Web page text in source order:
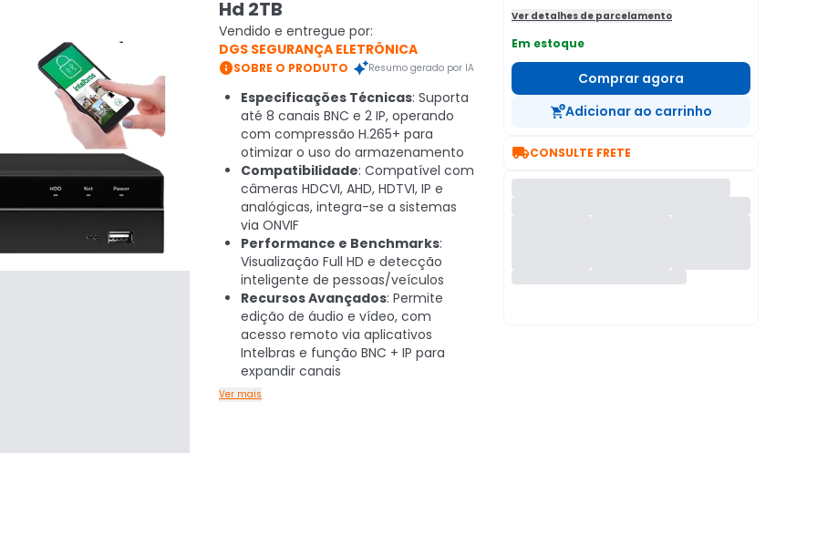
Hd 2TB
Vendido e entregue por:
DGS SEGURANÇA ELETRÔNICA
SOBRE O PRODUTO Resumo gerado por IA
Especificações Técnicas: Suporta
até 8 canais BNC e 2 IP, operando
com compressão H.265+ para
otimizar o uso do armazenamento
Compatibilidade: Compatível com
câmeras HDCVI, AHD, HDTVI, IP e
analógicas, integra-se a sistemas
via ONVIF
Performance e Benchmarks:
Visualização Full HD e detecção
inteligente de pessoas/veículos
Recursos Avançados: Permite
edição de áudio e vídeo, com
acesso remoto via aplicativos
Intelbras e função BNC + IP para
expandir canais
Ver mais
Ver detalhes de parcelamento
Em estoque
Comprar agora
Adicionar ao carrinho
CONSULTE FRETE